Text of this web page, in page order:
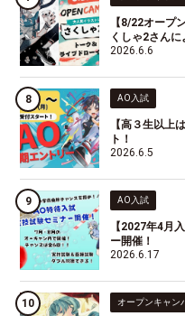
【8/22オープ
くしゃ2さん
2026.6.6
AO入試
【高３生以上
ト！
2026.6.5
AO入試
【2027年4月
ー開催！
2026.6.17
オープンキャン